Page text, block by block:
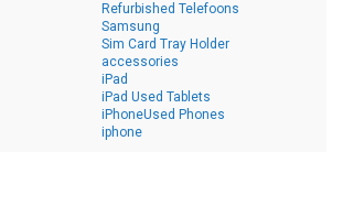
Refurbished Telefoons
Samsung
Sim Card Tray Holder
accessories
iPad
iPad Used Tablets
iPhoneUsed Phones
iphone